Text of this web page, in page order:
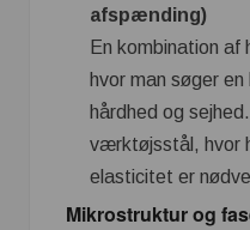
afspænding)
En kombination af
hvor man søger
hårdhed og
værktøjsstål, hvor
elasticitet er
Mikrostruktur og